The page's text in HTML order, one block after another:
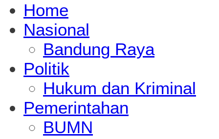
Home
Nasional
Bandung Raya
Politik
Hukum dan Kriminal
Pemerintahan
BUMN